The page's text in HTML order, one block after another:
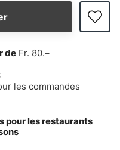
de Fr. 80.–
les commandes
pour les restaurants